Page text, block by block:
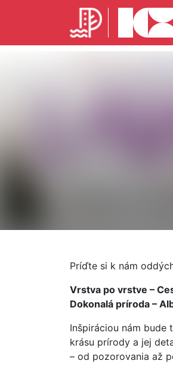
Príďte si k nám
Vrstva po vrstve –
Dokonalá príroda –
Inšpiráciou nám
krásu prírody a jej
– od pozorovania až